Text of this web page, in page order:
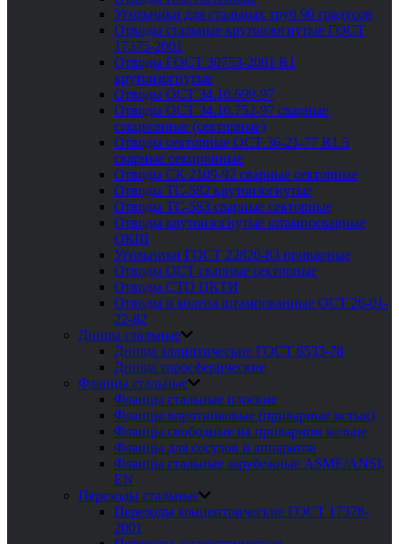
Угольники для стальных труб 90 градусов
Отводы стальные крутоизогнутые ГОСТ
17375-2001
Отводы ГОСТ 30753-2001 R1
крутоизогнутые
Отводы ОСТ 34.10.699-97
Отводы ОСТ 34.10.752-97 сварные
секционные (секторные)
Отводы секторные ОСТ 36-21-77 R1.5
сварные секционные
Отводы СК 2109-92 сварные секторные
Отводы ТС-582 крутоизогнутые
Отводы ТС-583 сварные секторные
Отводы крутоизогнутые штампосварные
ОКШ
Угольники ГОСТ 22820-83 приварные
Отводы ОСТ сварные секторные
Отводы СТО ЦКТИ
Отводы и колена штампованные ОСТ 26-01-
22-82
Днища стальные
Днища эллиптические ГОСТ 6533-78
Днища торосферические
Фланцы стальные
Фланцы стальные плоские
Фланцы воротниковые (приварные встык)
Фланцы свободные на приварном кольце
Фланцы для сосудов и аппаратов
Фланцы стальные зарубежные ASME/ANSI,
EN
Переходы стальные
Переходы концентрические ГОСТ 17378-
2001